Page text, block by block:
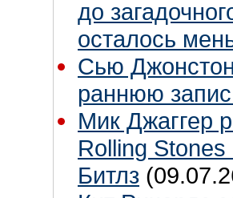
до
осталось
Сью
раннюю
Мик Джаггер
Rolling
Битлз